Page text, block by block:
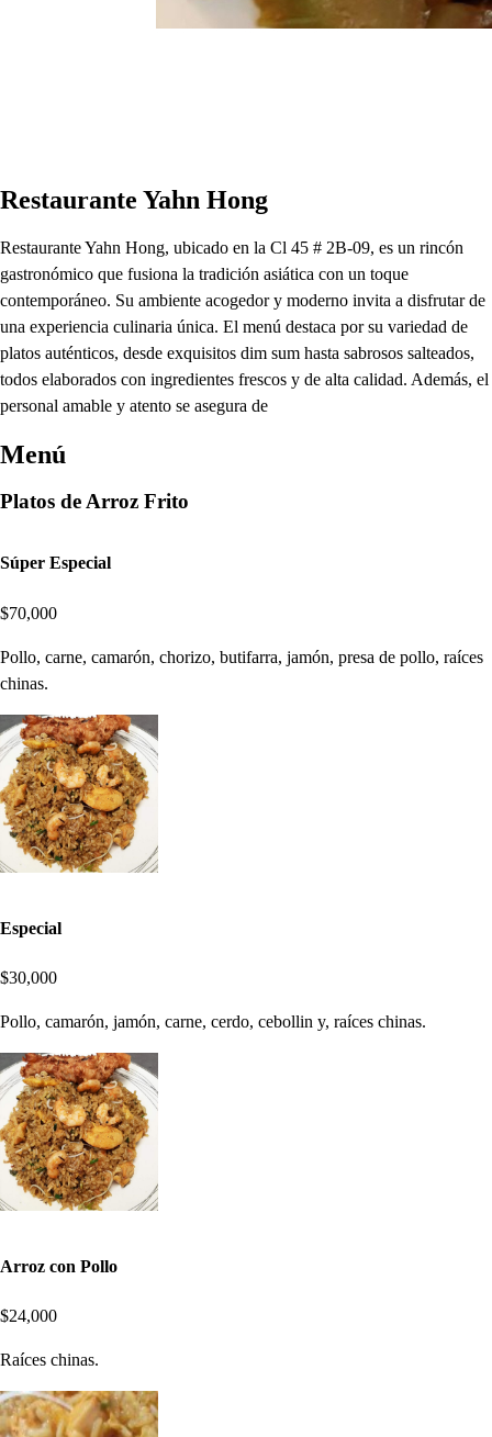
Restaurante Yahn Hong
Restaurante Yahn Hong, ubicado en la Cl 45 # 2B-09, es un rincón
gastronómico que fusiona la tradición asiática con un toque
contemporáneo. Su ambiente acogedor y moderno invita a disfrutar de
una experiencia culinaria única. El menú destaca por su variedad de
platos auténticos, desde exquisitos dim sum hasta sabrosos salteados,
todos elaborados con ingredientes frescos y de alta calidad. Además, el
personal amable y atento se asegura de
Menú
Platos de Arroz Frito
Súper Especial
$70,000
Pollo, carne, camarón, chorizo, butifarra, jamón, presa de pollo, raíces
chinas.
Especial
$30,000
Pollo, camarón, jamón, carne, cerdo, cebollin y, raíces chinas.
Arroz con Pollo
$24,000
Raíces chinas.